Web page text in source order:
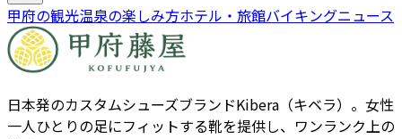
甲府の観光温泉の楽しみ方ホテル・旅館バイキングニュース
日本発のカスタムシューズブランドKibera（キベラ）。女性
一人ひとりの足にフィットする靴を提供し、ワンランク上の